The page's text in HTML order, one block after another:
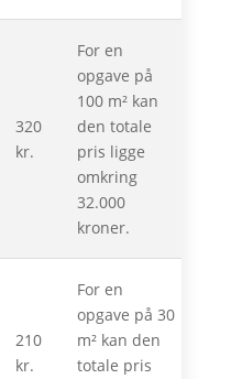
320
kr.
For en
opgave på
100 m² kan
den totale
pris ligge
omkring
32.000
kroner.
210
kr.
For en
opgave på 30
m² kan den
totale pris